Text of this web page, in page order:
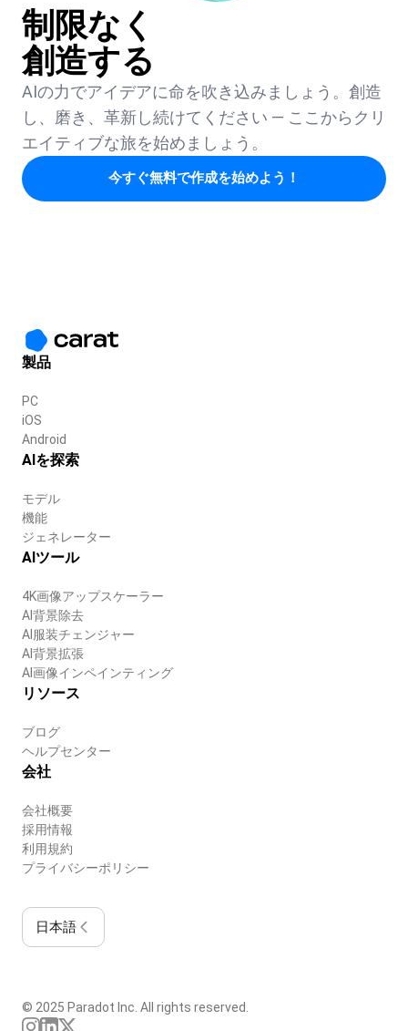
制限なく
創造する
AIの力でアイデアに命を吹き込みましょう。創造
し、磨き、革新し続けてください — ここからクリ
エイティブな旅を始めましょう。
今すぐ無料で作成を始めよう！
製品
PC
iOS
Android
AIを探索
モデル
機能
ジェネレーター
AIツール
4K画像アップスケーラー
AI背景除去
AI服装チェンジャー
AI背景拡張
AI画像インペインティング
リソース
ブログ
ヘルプセンター
会社
会社概要
採用情報
利用規約
プライバシーポリシー
日本語
© 2025 Paradot Inc. All rights reserved.